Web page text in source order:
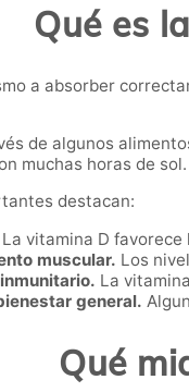
Qué es
a absorber
de algunos
muchas horas de sol.
destacan:
La vitamina D
muscular. Los
La
general.
Qué